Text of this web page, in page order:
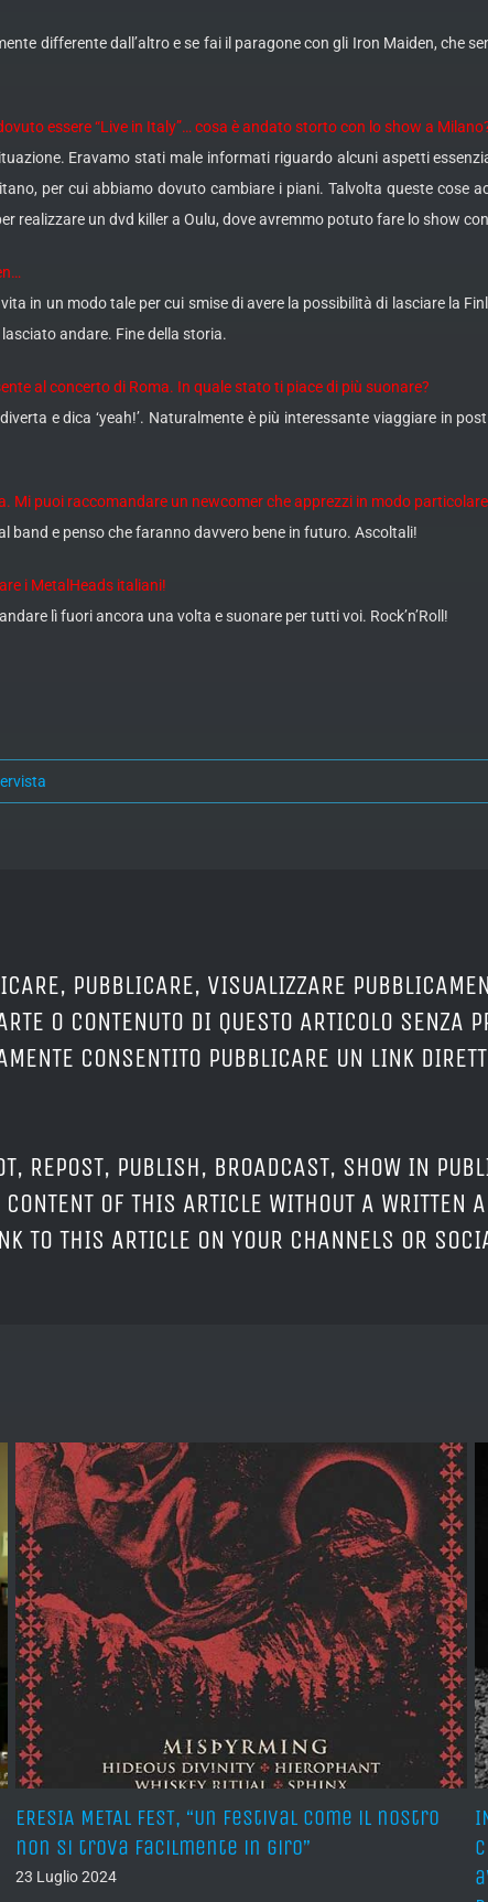
differente dall’altro e se fai il paragone con gli Iron Maiden, che
essere “Live in Italy”… cosa è andato storto con lo show a
Eravamo stati male informati riguardo alcuni aspetti
per cui abbiamo dovuto cambiare i piani. Talvolta queste cose
realizzare un dvd killer a Oulu, dove avremmo potuto fare lo show
in un modo tale per cui smise di avere la possibilità di lasciare la
andare. Fine della storia.
al concerto di Roma. In quale stato ti piace di più suonare?
e dica ‘yeah!’. Naturalmente è più interessante viaggiare in
Mi puoi raccomandare un newcomer che apprezzi in modo
band e penso che faranno davvero bene in futuro. Ascoltali!
i MetalHeads italiani!
lì fuori ancora una volta e suonare per tutti voi. Rock’n’Roll!
PUBBLICARE, VISUALIZZARE
O CONTENUTO DI QUESTO ARTICOLO SENZA
CONSENTITO PUBBLICARE UN LINK
REPOST, PUBLISH, BROADCAST, SHOW IN
OF THIS ARTICLE WITHOUT A WRITTEN
TO THIS ARTICLE ON YOUR CHANNELS OR
ERESIA METAL FEST, “Un festival come il nostro
non si trova facilmente in giro”
23 Luglio 2024